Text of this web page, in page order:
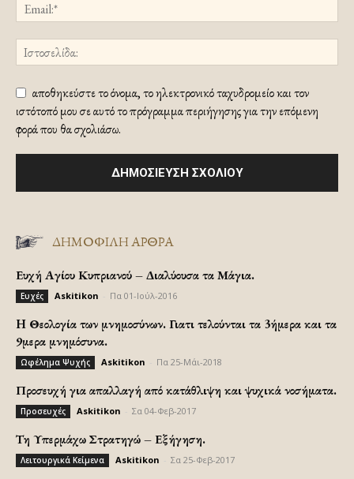
αποθηκεύστε το όνομα, το ηλεκτρονικό ταχυδρομείο και τον
ιστότοπό μου σε αυτό το πρόγραμμα περιήγησης για την επόμενη
φορά που θα σχολιάσω.
ΔΗΜΟΦΙΛΗ ΑΡΘΡΑ
Ευχή Αγίου Κυπριανού – Διαλύουσα τα Μάγια.
Ευχές Askitikon Πα 01-Ιούλ-2016
H Θεολογία των μνημοσύνων. Γιατι τελούνται τα 3ήμερα και τα
9μερα μνημόσυνα.
Ωφέλημα Ψυχής Askitikon Πα 25-Μάι-2018
Προσευχή για απαλλαγή από κατάθλιψη και ψυχικά νοσήματα.
Προσευχές Askitikon Σα 04-Φεβ-2017
Τη Υπερμάχω Στρατηγώ – Εξήγηση.
Λειτουργικά Κείμενα Askitikon Σα 25-Φεβ-2017